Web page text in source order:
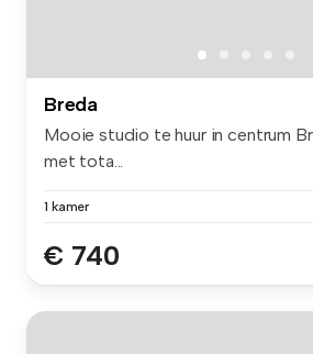
Breda
Mooie studio te huur in centrum
met tota...
1 kamer
€ 740